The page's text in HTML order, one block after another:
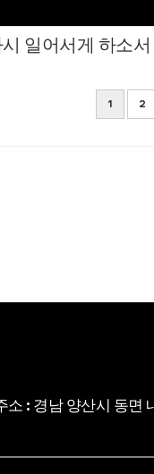
일어서게 하소서
1 2
소 : 경남 양산시 동면